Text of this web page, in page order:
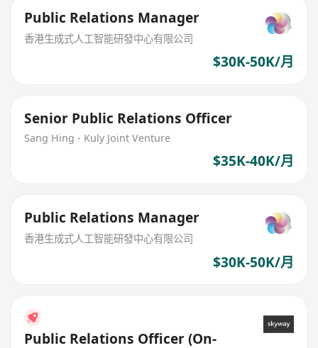
Public Relations Manager
香港生成式人工智能研發中心有限公司
$30K-50K/月
Senior Public Relations Officer
Sang Hing - Kuly Joint Venture
$35K-40K/月
Public Relations Manager
香港生成式人工智能研發中心有限公司
$30K-50K/月
Public Relations Officer (On-